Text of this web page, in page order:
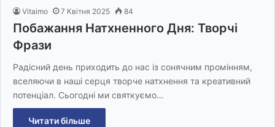
Vitaimo 7 Квітня 2025 84
Побажання Натхненного Дня: Творчі
Фрази
Радісний день приходить до нас із сонячним промінням,
вселяючи в наші серця творче натхнення та креативний
потенціал. Сьогодні ми святкуємо…
Читати більше